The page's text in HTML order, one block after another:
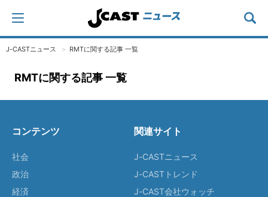
J-CASTニュース RMTに関する記事 一覧
RMTに関する記事 一覧
コンテンツ
社会
政治
経済
関連サイト
J-CASTニュース
J-CASTトレンド
J-CAST会社ウォッチ